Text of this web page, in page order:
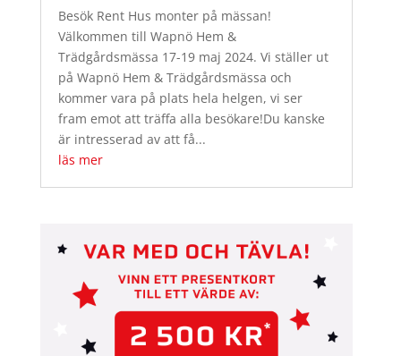
Besök Rent Hus monter på mässan!
Välkommen till Wapnö Hem &
Trädgårdsmässa 17-19 maj 2024. Vi ställer ut
på Wapnö Hem & Trädgårdsmässa och
kommer vara på plats hela helgen, vi ser
fram emot att träffa alla besökare!Du kanske
är intresserad av att få...
läs mer